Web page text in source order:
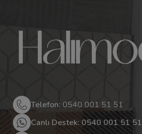
Telefon: 0540 001 51 51
Canlı Destek: 0540 001 51 51